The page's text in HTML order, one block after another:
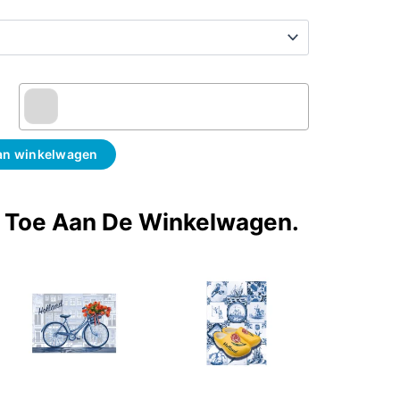
winkelwagen
Aan De Winkelwagen.